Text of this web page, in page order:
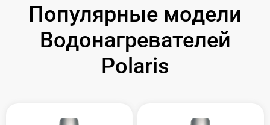
Популярные модели
Водонагревателей
Polaris